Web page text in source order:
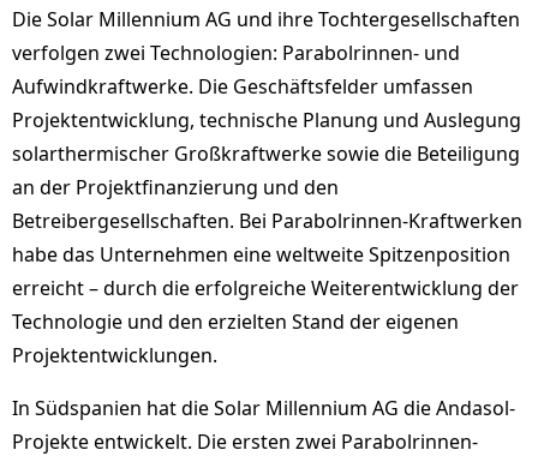
Die Solar Millennium AG und ihre Tochtergesellschaften
verfolgen zwei Technologien: Parabolrinnen- und
Aufwindkraftwerke. Die Geschäftsfelder umfassen
Projektentwicklung, technische Planung und Auslegung
solarthermischer Großkraftwerke sowie die Beteiligung
an der Projektfinanzierung und den
Betreibergesellschaften. Bei Parabolrinnen-Kraftwerken
habe das Unternehmen eine weltweite Spitzenposition
erreicht – durch die erfolgreiche Weiterentwicklung der
Technologie und den erzielten Stand der eigenen
Projektentwicklungen.
In Südspanien hat die Solar Millennium AG die Andasol-
Projekte entwickelt. Die ersten zwei Parabolrinnen-